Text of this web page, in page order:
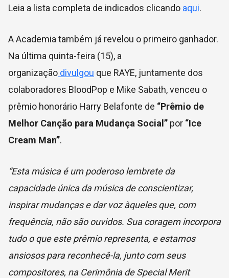
Leia a lista completa de indicados clicando aqui.
A Academia também já revelou o primeiro ganhador.
Na última quinta-feira (15), a
organização divulgou que RAYE, juntamente dos
colaboradores BloodPop e Mike Sabath, venceu o
prêmio honorário Harry Belafonte de “Prêmio de
Melhor Canção para Mudança Social” por “Ice
Cream Man”.
“Esta música é um poderoso lembrete da
capacidade única da música de conscientizar,
inspirar mudanças e dar voz àqueles que, com
frequência, não são ouvidos. Sua coragem incorpora
tudo o que este prêmio representa, e estamos
ansiosos para reconhecê-la, junto com seus
compositores, na Cerimônia de Special Merit